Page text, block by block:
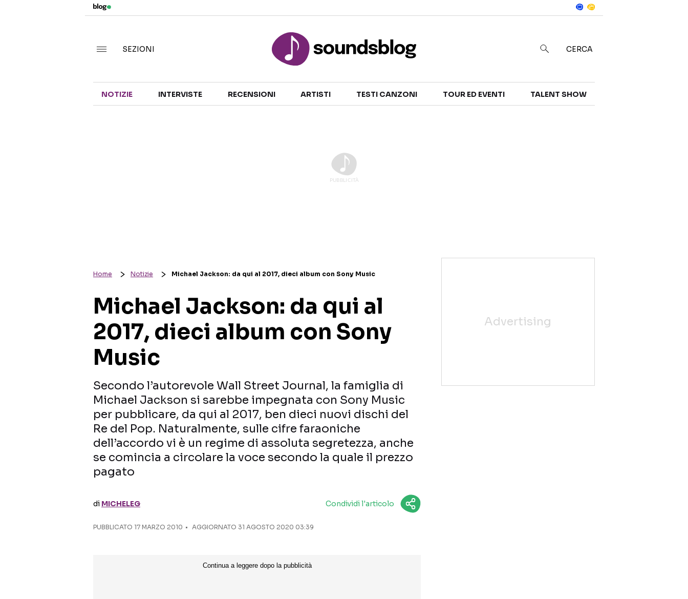
TALENT SHOW
SEZIONI CERCA
NOTIZIE INTERVISTE RECENSIONI ARTISTI TESTI CANZONI TOUR ED EVENTI TALENT SHOW
Home Notizie Michael Jackson: da qui al 2017, dieci album con Sony Music
Michael Jackson: da qui al
2017, dieci album con Sony
Music
Secondo l’autorevole Wall Street Journal, la famiglia di
Michael Jackson si sarebbe impegnata con Sony Music
per pubblicare, da qui al 2017, ben dieci nuovi dischi del
Re del Pop. Naturalmente, sulle cifre faraoniche
dell’accordo vi è un regime di assoluta segretezza, anche
se comincia a circolare la voce secondo la quale il prezzo
pagato
di MICHELEG Condividi l'articolo
PUBBLICATO 17 MARZO 2010 AGGIORNATO 31 AGOSTO 2020 03:39